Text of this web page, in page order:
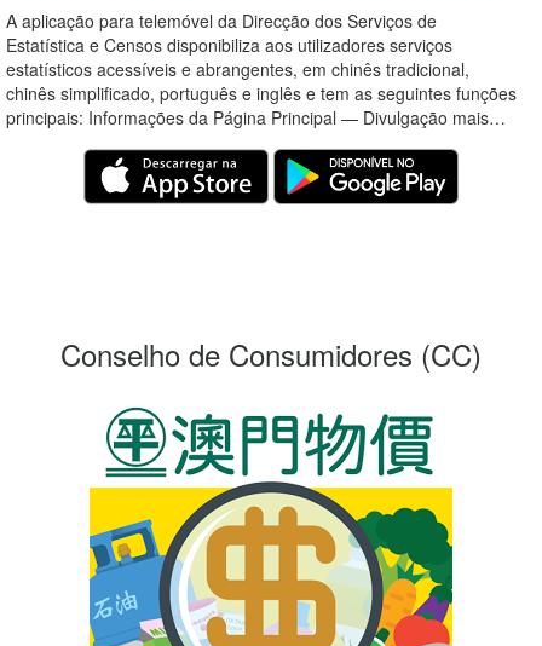
A aplicação para telemóvel da Direcção dos Serviços de
Estatística e Censos disponibiliza aos utilizadores serviços
estatísticos acessíveis e abrangentes, em chinês tradicional,
chinês simplificado, português e inglês e tem as seguintes funções
principais: Informações da Página Principal — Divulgação mais…
Conselho de Consumidores (CC)